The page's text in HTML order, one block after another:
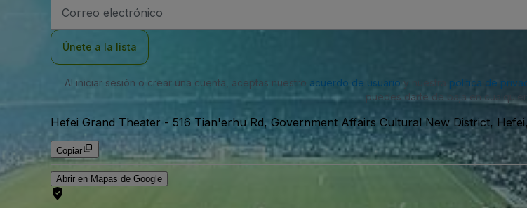
de
Únete a la lista
Al iniciar sesión o crear una cuenta, aceptas nuestro acuerdo de usuario y nuestra política de
puedes darte de baja en cualquier
Hefei Grand Theater - 516 Tian'erhu Rd, Government Affairs Cultural New District,
Copiar
Abrir en Mapas de Google